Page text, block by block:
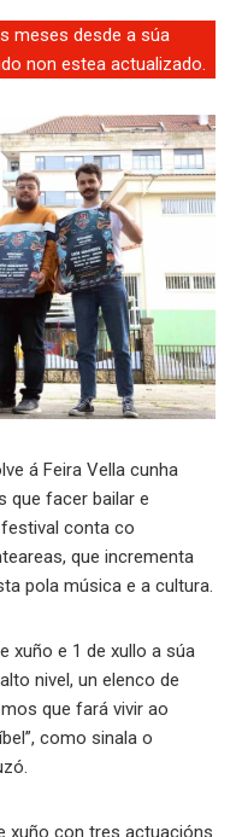
meses desde a súa
non estea actualizado.
á Feira Vella cunha
que facer bailar e
conta co
que incrementa
pola música e a cultura.
xuño e 1 de xullo a súa
nivel, un elenco de
que fará vivir ao
como sinala o
xuño con tres actuacións